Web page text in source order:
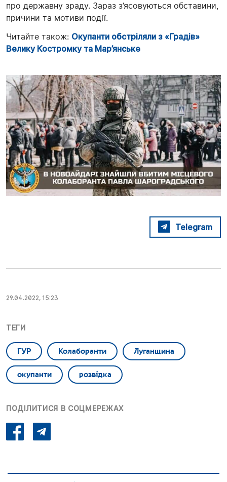
про державну зраду. Зараз з’ясовуються обставини,
причини та мотиви події.
Читайте також: Окупанти обстріляли з «Градів»
Велику Костромку та Мар’янське
Telegram
29.04.2022, 15:23
ТЕГИ
ГУР Колаборанти Луганщина
окупанти розвідка
ПОДІЛИТИСЯ В СОЦМЕРЕЖАХ